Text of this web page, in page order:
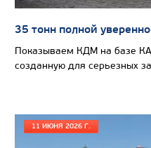
35 тонн полной
Показываем КДМ на базе
созданную для серьезных
11 ИЮНЯ 2026 Г.